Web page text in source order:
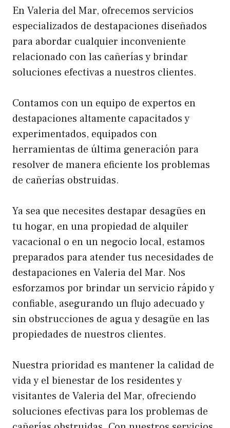
En Valeria del Mar, ofrecemos servicios
especializados de destapaciones diseñados
para abordar cualquier inconveniente
relacionado con las cañerías y brindar
soluciones efectivas a nuestros clientes.
Contamos con un equipo de expertos en
destapaciones altamente capacitados y
experimentados, equipados con
herramientas de última generación para
resolver de manera eficiente los problemas
de cañerías obstruidas.
Ya sea que necesites destapar desagües en
tu hogar, en una propiedad de alquiler
vacacional o en un negocio local, estamos
preparados para atender tus necesidades de
destapaciones en Valeria del Mar. Nos
esforzamos por brindar un servicio rápido y
confiable, asegurando un flujo adecuado y
sin obstrucciones de agua y desagüe en las
propiedades de nuestros clientes.
Nuestra prioridad es mantener la calidad de
vida y el bienestar de los residentes y
visitantes de Valeria del Mar, ofreciendo
soluciones efectivas para los problemas de